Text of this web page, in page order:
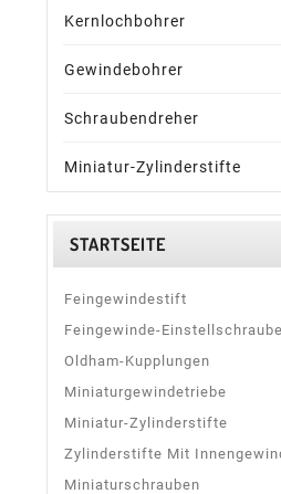
Kernlochbohrer
Gewindebohrer
Schraubendreher
Miniatur-Zylinderstifte
STARTSEITE
Feingewindestift
Feingewinde-
Oldham-Kupplungen
Miniaturgewindetriebe
Miniatur-Zylinderstifte
Zylinderstifte Mit
Miniaturschrauben